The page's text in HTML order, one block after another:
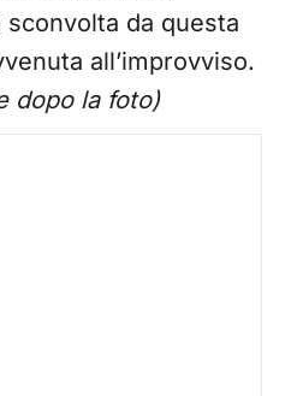
da questa
all’improvviso.
dopo la foto)